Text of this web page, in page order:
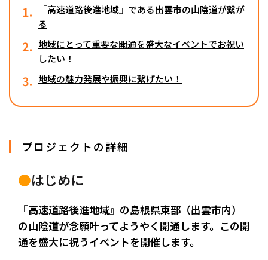
1.
『高速道路後進地域』である出雲市の山陰道が繋が
る
2. 地域にとって重要な開通を盛大なイベントでお祝い
したい！
3. 地域の魅力発展や振興に繋げたい！
プロジェクトの詳細
●はじめに
『高速道路後進地域』の島根県東部（出雲市内）
の山陰道が念願叶ってようやく開通します。この開
通を盛大に祝うイベントを開催します。